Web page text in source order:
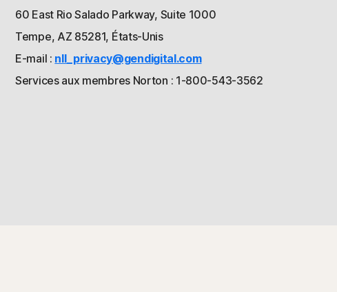
60 East Rio Salado Parkway, Suite 1000
Tempe, AZ 85281, États-Unis
E-mail : nll_privacy@gendigital.com
Services aux membres Norton : 1-800-543-3562